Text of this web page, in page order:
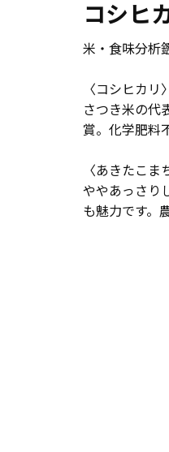
コシヒ
米・食味分析
〈コシヒカリ〉
さつき米の代
賞。化学肥料
〈あきたこま
ややあっさり
も魅力です。